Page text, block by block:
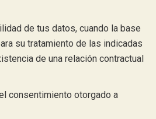
de tus datos, cuando la base
su tratamiento de las indicadas
de una relación contractual
consentimiento otorgado a